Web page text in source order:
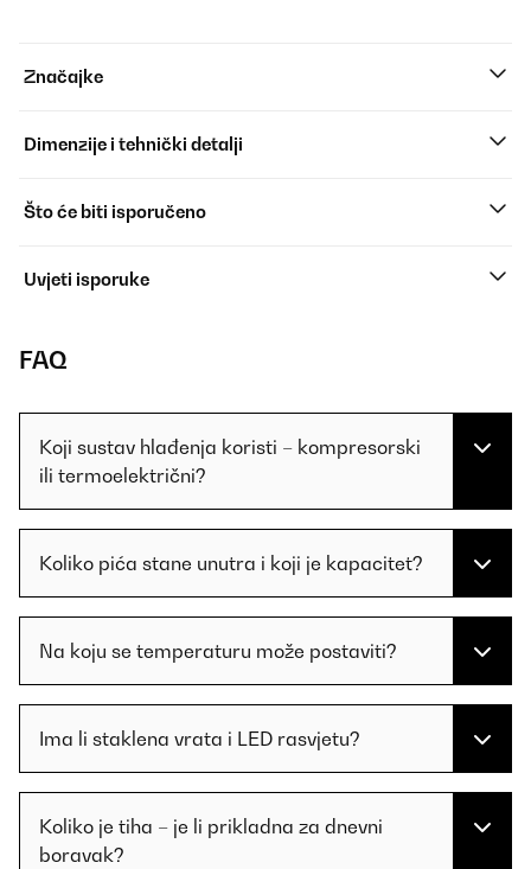
Značajke
Dimenzije i tehnički detalji
Što će biti isporučeno
Uvjeti isporuke
FAQ
Koji sustav hlađenja koristi – kompresorski
ili termoelektrični?
Koliko pića stane unutra i koji je kapacitet?
Na koju se temperaturu može postaviti?
Ima li staklena vrata i LED rasvjetu?
Koliko je tiha – je li prikladna za dnevni
boravak?